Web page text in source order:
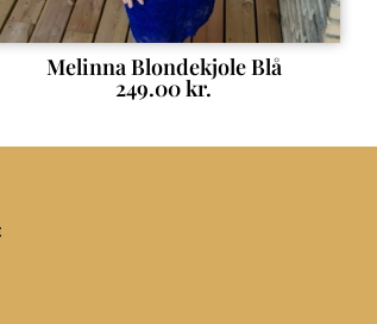
Melinna Blondekjole Blå
249.00kr.